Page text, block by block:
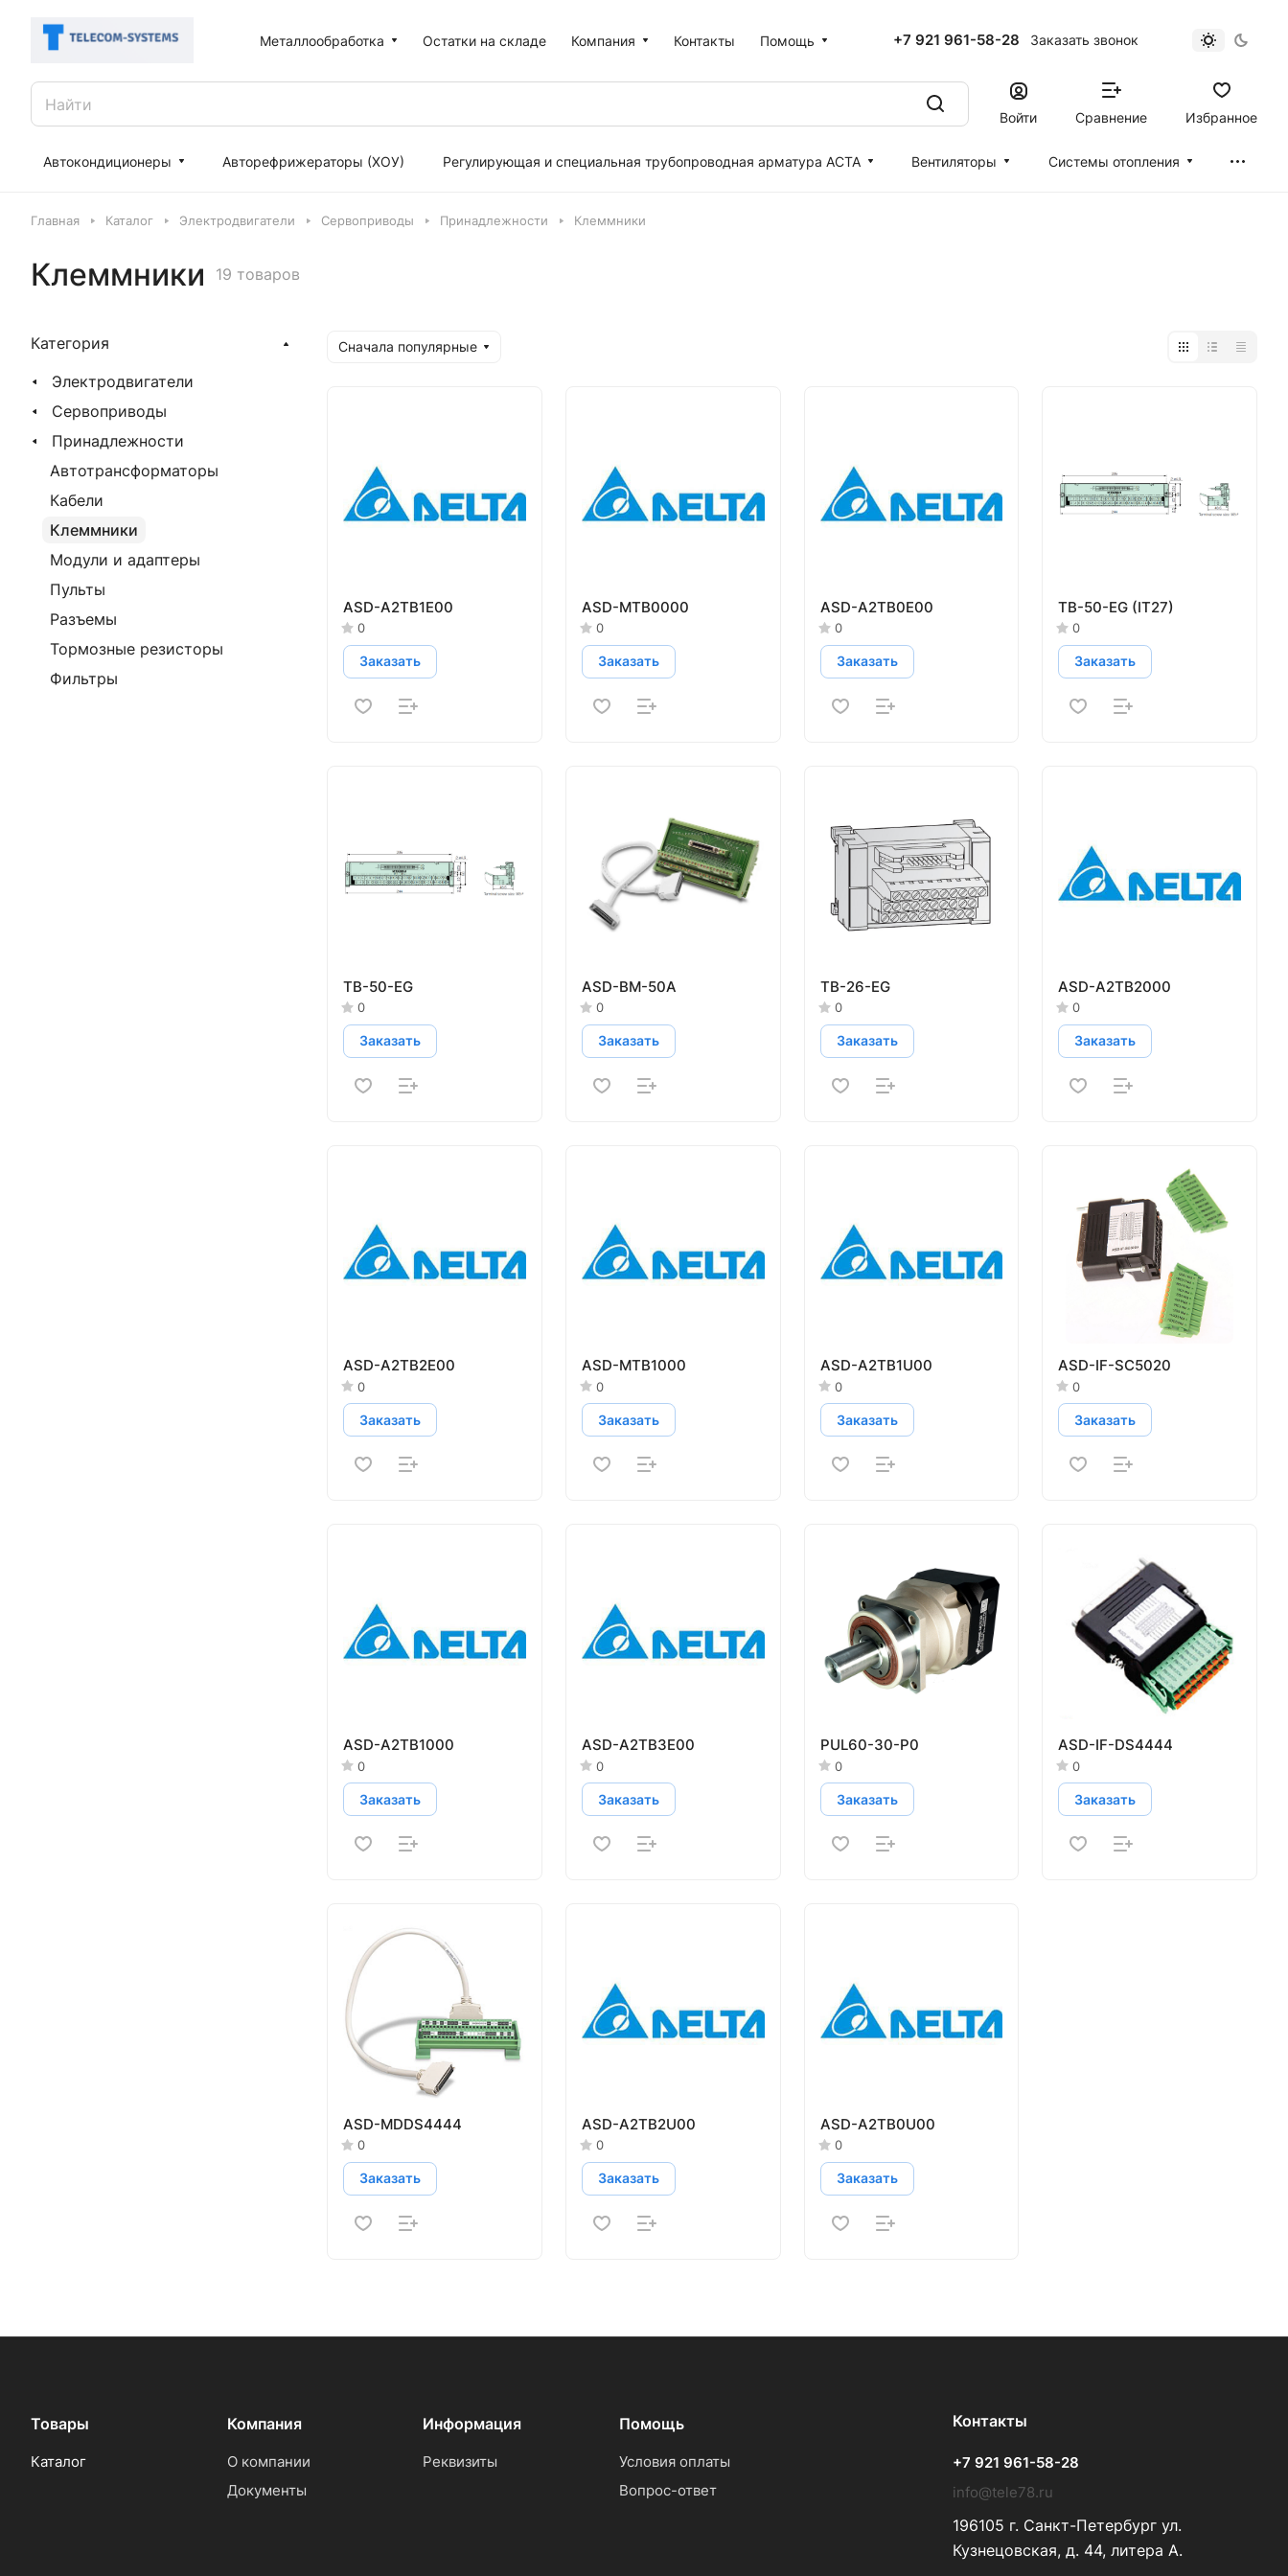
Металлообработка Остатки на складе Компания Контакты Помощь +7 921 961-58-28 Заказать звонок
Войти Сравнение Избранное
Автокондиционеры Авторефрижераторы (ХОУ) Регулирующая и специальная трубопроводная арматура АСТА Вентиляторы Cистемы отопления
Главная Каталог Электродвигатели Сервоприводы Принадлежности Клеммники
Клеммники 19 товаров
Сначала популярные
ASD-A2TB1E00
0
Заказать
ASD-MTB0000
0
Заказать
ASD-A2TB0E00
0
Заказать
TB-50-EG (IT27)
0
Заказать
TB-50-EG
0
Заказать
ASD-BM-50A
0
Заказать
TB-26-EG
0
Заказать
ASD-A2TB2000
0
Заказать
ASD-A2TB2E00
0
Заказать
ASD-MTB1000
0
Заказать
ASD-A2TB1U00
0
Заказать
ASD-IF-SC5020
0
Заказать
ASD-A2TB1000
0
Заказать
ASD-A2TB3E00
0
Заказать
PUL60-30-P0
0
Заказать
ASD-IF-DS4444
0
Заказать
ASD-MDDS4444
0
Заказать
ASD-A2TB2U00
0
Заказать
ASD-A2TB0U00
0
Заказать
Категория
Электродвигатели
Сервоприводы
Принадлежности
Автотрансформаторы
Кабели
Клеммники
Модули и адаптеры
Пульты
Разъемы
Тормозные резисторы
Фильтры
Товары
Каталог
Компания
О компании
Документы
Информация
Реквизиты
Помощь
Условия оплаты
Вопрос-ответ
Контакты
+7 921 961-58-28
info@tele78.ru
196105 г. Санкт-Петербург ул.
Кузнецовская, д. 44, литера А.